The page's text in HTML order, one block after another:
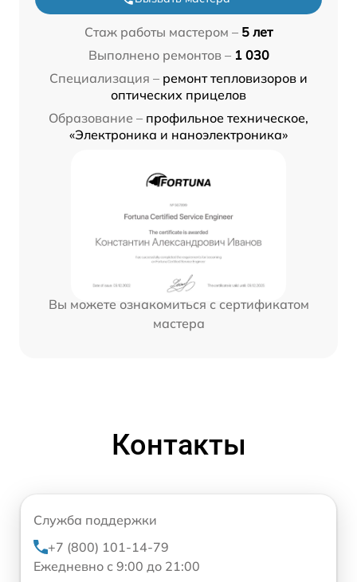
Стаж работы мастером – 5 лет
Выполнено ремонтов – 1 030
Специализация – ремонт тепловизоров и
оптических прицелов
Образование – профильное техническое,
«Электроника и наноэлектроника»
Вы можете ознакомиться с сертификатом
мастера
Контакты
Служба поддержки
+7 (800) 101-14-79
Ежедневно с 9:00 до 21:00